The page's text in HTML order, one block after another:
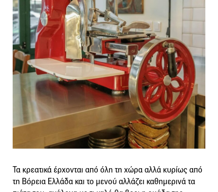
Τα κρεατικά έρχονται από όλη τη χώρα αλλά κυρίως από
τη Βόρεια Ελλάδα και το μενού αλλάζει καθημερινά τα